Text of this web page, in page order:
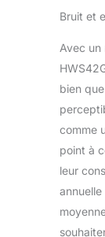
Bruit et
Avec un
bien
comme
point à
leur